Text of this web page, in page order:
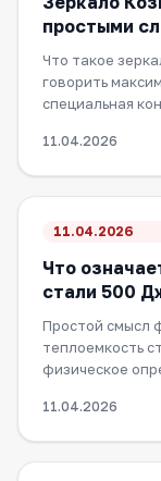
простыми
Что такое
говорить
специальная
11.04.2026
11.04.2026
Что
стали 500
Простой смысл
теплоемкость
физическое
11.04.2026